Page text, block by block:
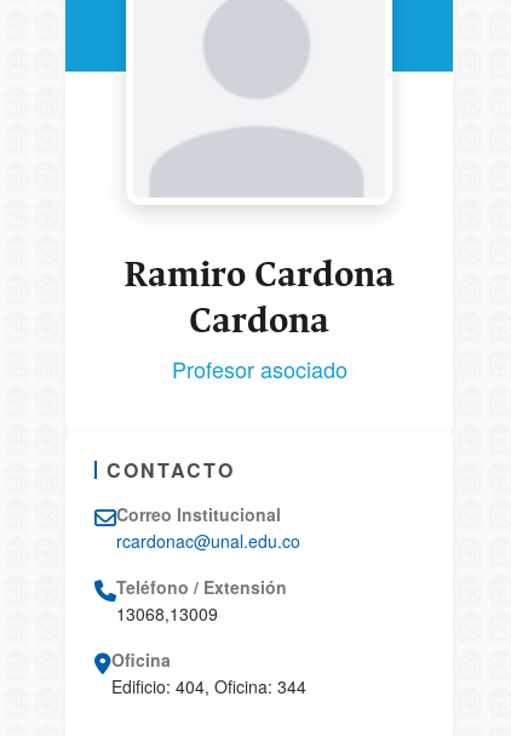
Ramiro Cardona
Cardona
Profesor asociado
CONTACTO
Correo Institucional
rcardonac@unal.edu.co
Teléfono / Extensión
13068,13009
Oficina
Edificio: 404, Oficina: 344